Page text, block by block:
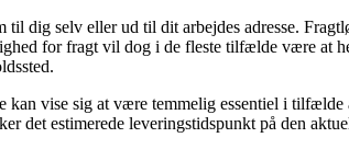
dig selv eller ud til dit arbejdes adresse.
for fragt vil dog i de fleste tilfælde være at
kan vise sig at være temmelig essentiel i
det estimerede leveringstidspunkt på den